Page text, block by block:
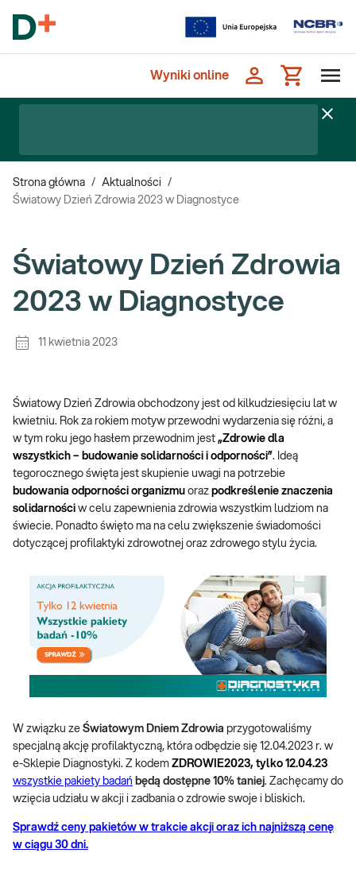
Wyniki online
Strona główna / Aktualności
/
Światowy Dzień Zdrowia 2023 w Diagnostyce
Światowy Dzień Zdrowia
2023 w Diagnostyce
11 kwietnia 2023
Światowy Dzień Zdrowia obchodzony jest od kilkudziesięciu lat w
kwietniu. Rok za rokiem motyw przewodni wydarzenia się różni, a
w tym roku jego hasłem przewodnim jest „Zdrowie dla
wszystkich – budowanie solidarności i odporności”. Ideą
tegorocznego święta jest skupienie uwagi na potrzebie
budowania odporności organizmu oraz podkreślenie znaczenia
solidarności w celu zapewnienia zdrowia wszystkim ludziom na
świecie. Ponadto święto ma na celu zwiększenie świadomości
dotyczącej profilaktyki zdrowotnej oraz zdrowego stylu życia.
W związku ze Światowym Dniem Zdrowia przygotowaliśmy
specjalną akcję profilaktyczną, która odbędzie się 12.04.2023 r. w
e-Sklepie Diagnostyki. Z kodem ZDROWIE2023, tylko 12.04.23
wszystkie pakiety badań będą dostępne 10% taniej. Zachęcamy do
wzięcia udziału w akcji i zadbania o zdrowie swoje i bliskich.
Sprawdź ceny pakietów w trakcie akcji oraz ich najniższą cenę
w ciągu 30 dni.